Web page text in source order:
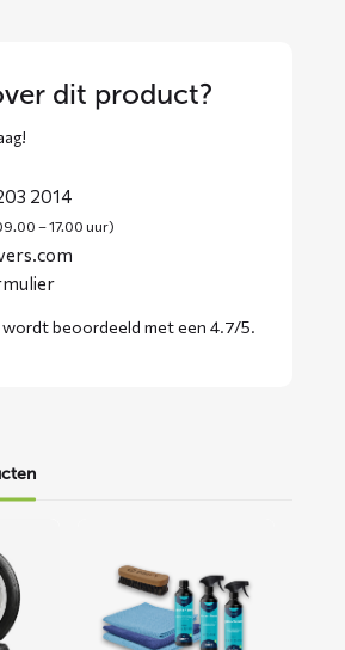
dit product?
2014
– 17.00 uur)
wordtbeoordeeld met een 4.7/5.
Interieurpakket